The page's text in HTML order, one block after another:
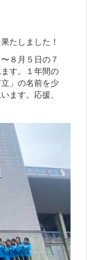
たしました！
８月５日の７
す。１年間の
」の名前を少
ます。応援、